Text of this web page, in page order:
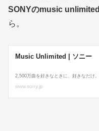
SONYのmusic unlimited
ら。